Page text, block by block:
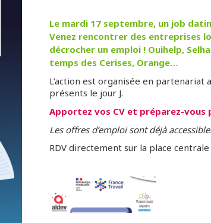
Le mardi 17 septembre, un job
Venez rencontrer des entreprises
décrocher un emploi ! Ouihelp,
temps des Cerises, Orange…
L’action est organisée en partenariat
présents le jour J.
Apportez vos CV et préparez-vous
Les offres d’emploi sont déjà
RDV directement sur la place